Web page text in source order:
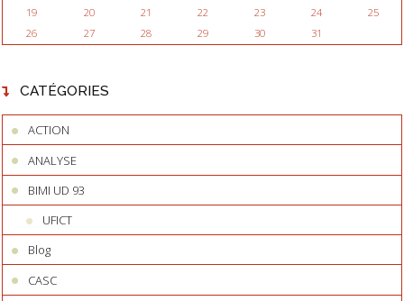
19
20 21 22 23 24
25
26
27 28 29 30 31
CATÉGORIES
ACTION
ANALYSE
BIMI UD 93
UFICT
Blog
CASC